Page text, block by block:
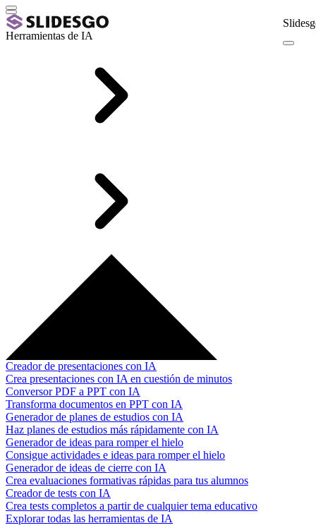
Herramientas de IA
Creador de presentaciones con IA
Crea presentaciones con IA en cuestión de minutos
Conversor PDF a PPT con IA
Transforma documentos en PPT con IA
Generador de planes de estudios con IA
Haz planes de estudios más rápidamente con IA
Generador de ideas para romper el hielo
Consigue actividades e ideas para romper el hielo
Generador de ideas de cierre con IA
Crea evaluaciones formativas rápidas para tus alumnos
Creador de tests con IA
Crea tests completos a partir de cualquier tema educativo
Explorar todas las herramientas de IA